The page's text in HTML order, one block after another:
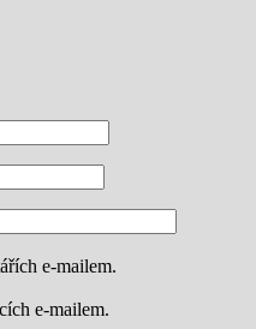
e-mailem.
e-mailem.